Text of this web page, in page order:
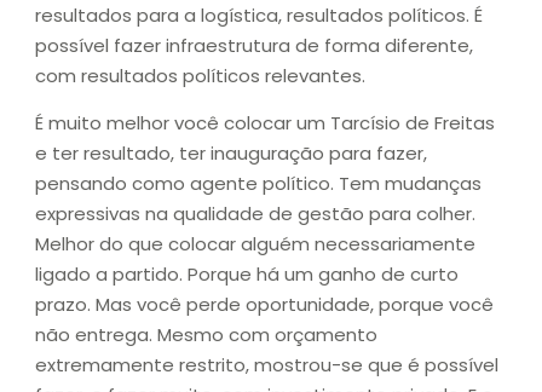
resultados para a logística, resultados políticos. É
possível fazer infraestrutura de forma diferente,
com resultados políticos relevantes.
É muito melhor você colocar um Tarcísio de Freitas
e ter resultado, ter inauguração para fazer,
pensando como agente político. Tem mudanças
expressivas na qualidade de gestão para colher.
Melhor do que colocar alguém necessariamente
ligado a partido. Porque há um ganho de curto
prazo. Mas você perde oportunidade, porque você
não entrega. Mesmo com orçamento
extremamente restrito, mostrou-se que é possível